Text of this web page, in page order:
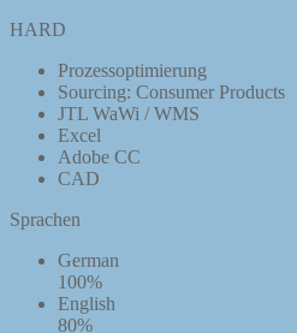
HARD
Prozessoptimierung
Sourcing: Consumer Products
JTL WaWi / WMS
Excel
Adobe CC
CAD
Sprachen
German
100%
English
80%